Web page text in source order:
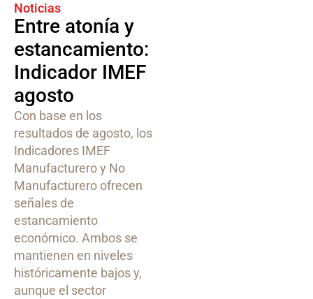
Noticias
Entre atonía y
estancamiento:
Indicador IMEF
agosto
Con base en los
resultados de agosto, los
Indicadores IMEF
Manufacturero y No
Manufacturero ofrecen
señales de
estancamiento
económico. Ambos se
mantienen en niveles
históricamente bajos y,
aunque el sector